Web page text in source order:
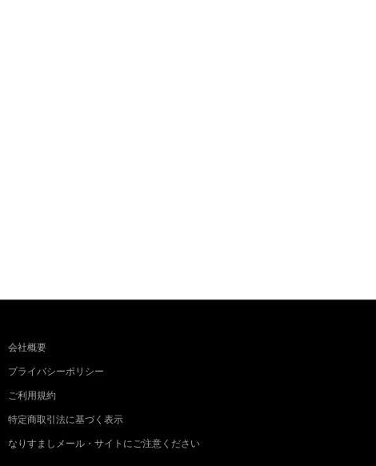
会社概要
プライバシーポリシー
ご利用規約
特定商取引法に基づく表示
なりすましメール・サイトにご注意ください